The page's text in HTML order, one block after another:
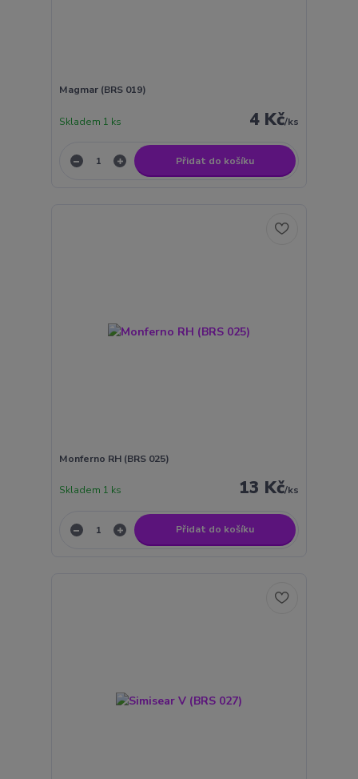
Magmar (BRS 019)
4 Kč/ks
Skladem 1 ks
Přidat do košíku
Monferno RH (BRS 025)
13 Kč/ks
Skladem 1 ks
Přidat do košíku